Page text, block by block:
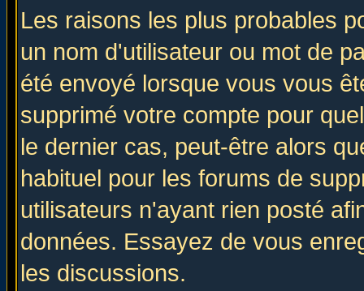
Les raisons les plus probables
un nom d'utilisateur ou mot de
été envoyé lorsque vous vous
supprimé votre compte pour
le dernier cas, peut-être alors
habituel pour les forums de
utilisateurs n'ayant rien posté
données. Essayez de vous
les discussions.